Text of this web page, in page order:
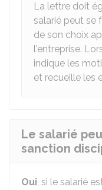
La lettre doit
salarié peut se
de son choix
l'entreprise.
indique les
et recueille les
Le salarié
sanction
Oui, si le salarié